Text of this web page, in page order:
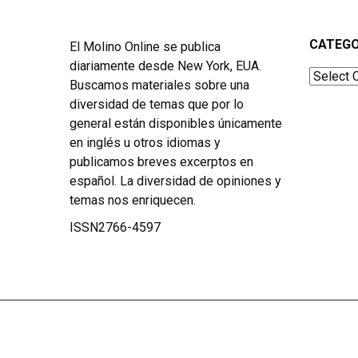
El Molino Online se publica
diariamente desde New York, EUA.
Buscamos materiales sobre una
diversidad de temas que por lo
general están disponibles únicamente
en inglés u otros idiomas y
publicamos breves excerptos en
español. La diversidad de opiniones y
temas nos enriquecen.
ISSN2766-4597